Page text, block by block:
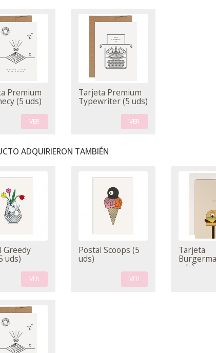
Premium
(5 uds)
VER
Tarjeta Premium
Typewriter (5 uds)
VER
ADQUIRIERON TAMBIÉN
Greedy
uds)
VER
Postal Scoops (5
uds)
VER
Tarjeta
uds)